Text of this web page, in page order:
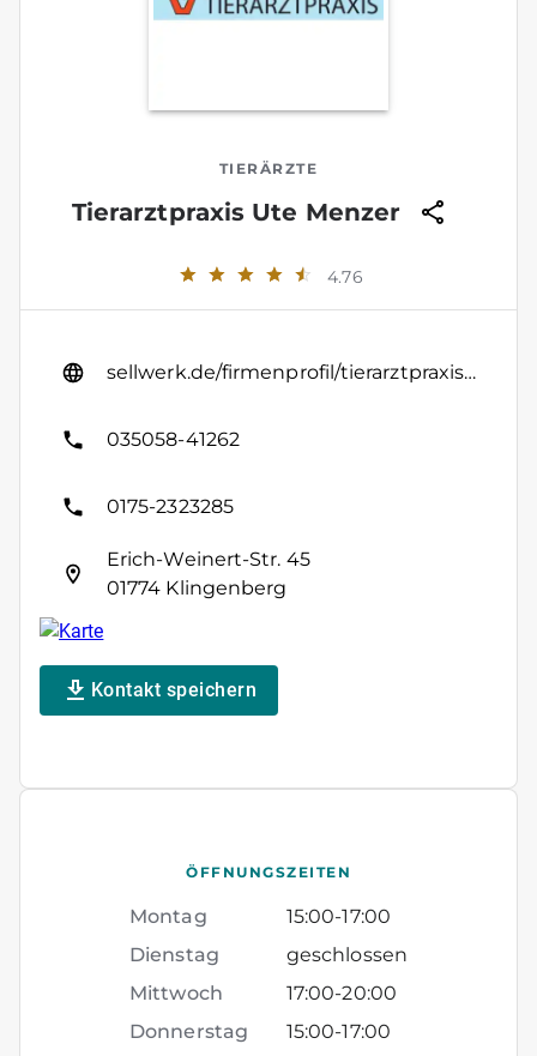
TIERÄRZTE
Tierarztpraxis Ute Menzer
4.76
sellwerk.de/firmenprofil/tierarztpraxis-ute-menzer
035058-41262
0175-2323285
Erich-Weinert-Str. 45
01774 Klingenberg
Kontakt speichern
ÖFFNUNGSZEITEN
Montag 15:00-17:00
Dienstag
geschlossen
Mittwoch
17:00-20:00
Donnerstag
15:00-17:00